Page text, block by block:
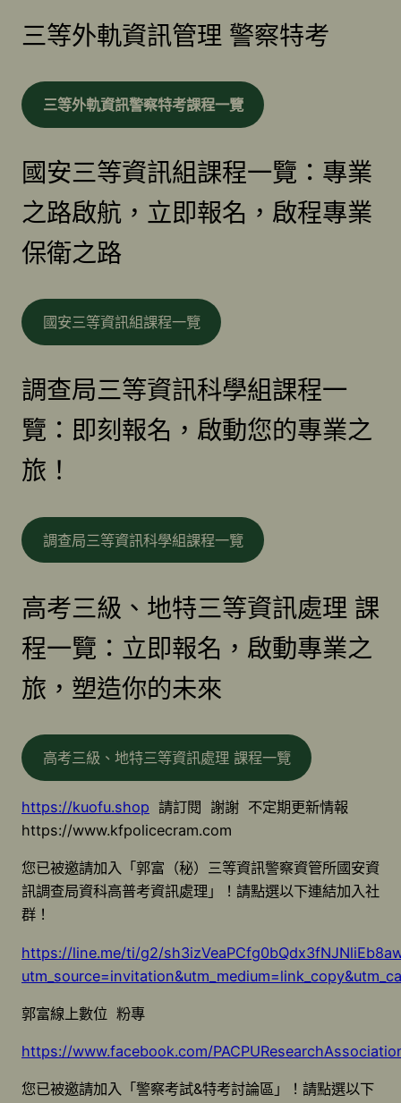
三等外軌資訊管理 警察特考
三等外軌資訊警察特考課程一覽
國安三等資訊組課程一覽：專業
之路啟航，立即報名，啟程專業
保衛之路
國安三等資訊組課程一覽
調查局三等資訊科學組課程一
覽：即刻報名，啟動您的專業之
旅！
調查局三等資訊科學組課程一覽
高考三級、地特三等資訊處理 課
程一覽：立即報名，啟動專業之
旅，塑造你的未來
高考三級、地特三等資訊處理 課程一覽
https://kuofu.shop 請訂閱 謝謝 不定期更新情報
https://www.kfpolicecram.com
您已被邀請加入「郭富（秘）三等資訊警察資管所國安資
訊調查局資科高普考資訊處理」！請點選以下連結加入社
群！
https://line.me/ti/g2/
郭富線上數位 粉專
https://www.facebook.com/
您已被邀請加入「警察考試&特考討論區」！請點選以下